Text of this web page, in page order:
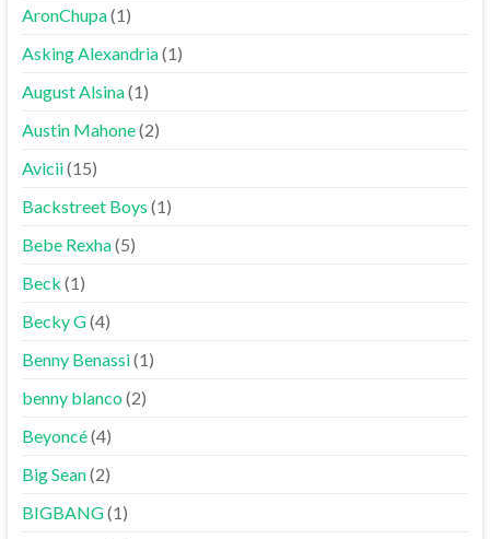
AronChupa(1)
Asking Alexandria(1)
August Alsina(1)
Austin Mahone(2)
Avicii(15)
Backstreet Boys (1)
Bebe Rexha(5)
Beck (1)
Becky G(4)
Benny Benassi(1)
benny blanco(2)
Beyoncé(4)
Big Sean(2)
BIGBANG(1)